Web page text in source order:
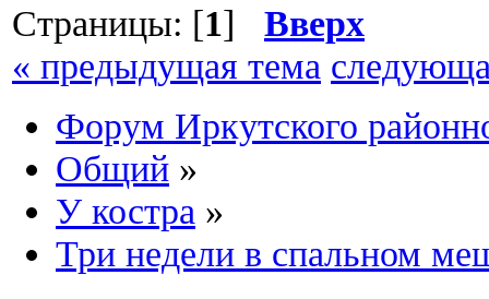
Страницы: [1] Вверх
« предыдущая тема
Форум Иркутского
Общий »
У костра »
Три недели в спальном